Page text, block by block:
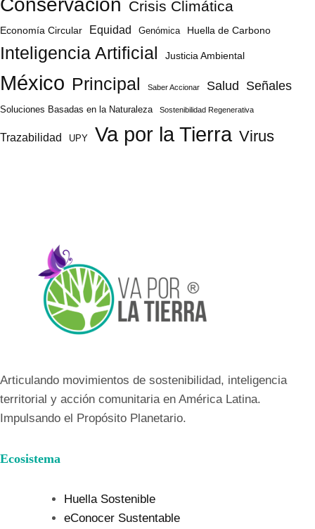
Conservación Crisis Climática
Economía Circular Equidad Genómica Huella de Carbono
Inteligencia Artificial Justicia Ambiental
México Principal Saber Accionar Salud Señales
Soluciones Basadas en la Naturaleza Sostenibilidad Regenerativa
Trazabilidad UPY Va por la Tierra Virus
Articulando movimientos de sostenibilidad, inteligencia
territorial y acción comunitaria en América Latina.
Impulsando el Propósito Planetario.
Ecosistema
Huella Sostenible
eConocer Sustentable